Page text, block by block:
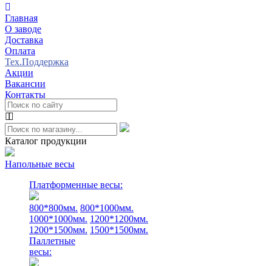
Главная
О заводе
Доставка
Оплата
Тех.Поддержка
Акции
Вакансии
Контакты
Каталог продукции
Напольные весы
Платформенные весы:
800*800мм. 800*1000мм.
1000*1000мм. 1200*1200мм.
1200*1500мм. 1500*1500мм.
Паллетные
весы: